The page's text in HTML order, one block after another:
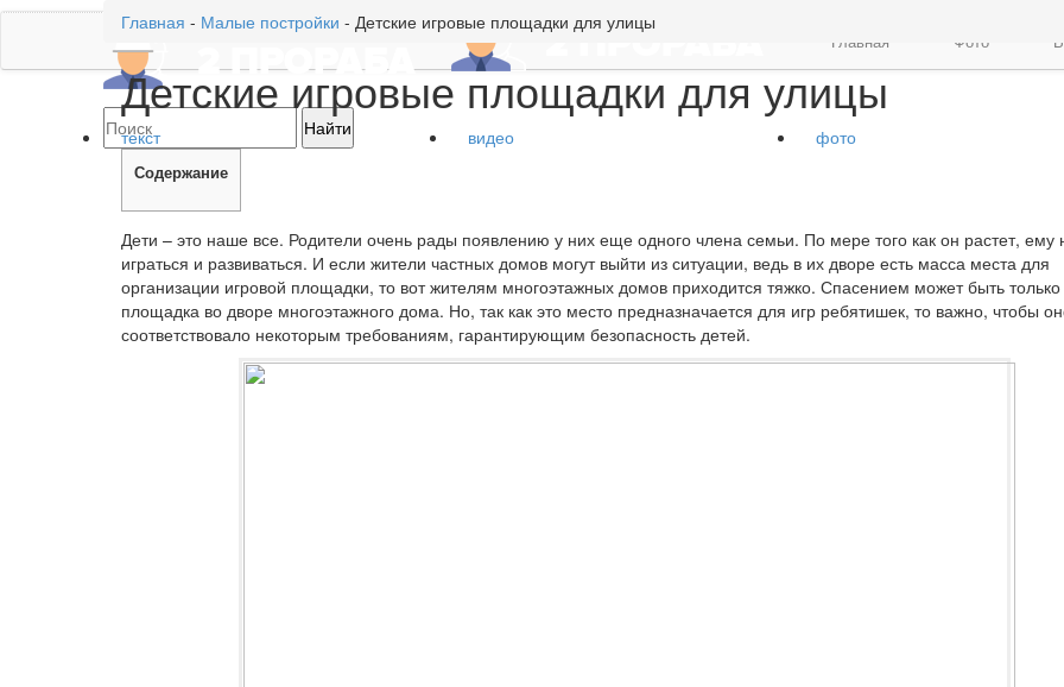
Главная Фото
Главная - Малые постройки - Детские игровые площадки для улицы
Детские игровые площадки для улицы
текст видео фото
Содержание
Дети – это наше все. Родители очень рады появлению у них еще одного члена семьи. По мере того как он растет, ему
играться и развиваться. И если жители частных домов могут выйти из ситуации, ведь в их дворе есть масса места для
организации игровой площадки, то вот жителям многоэтажных домов приходится тяжко. Спасением может быть только
площадка во дворе многоэтажного дома. Но, так как это место предназначается для игр ребятишек, то важно, чтобы
соответствовало некоторым требованиям, гарантирующим безопасность детей.